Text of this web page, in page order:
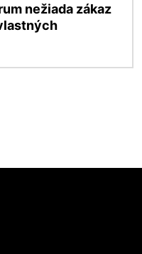
nežiada zákaz